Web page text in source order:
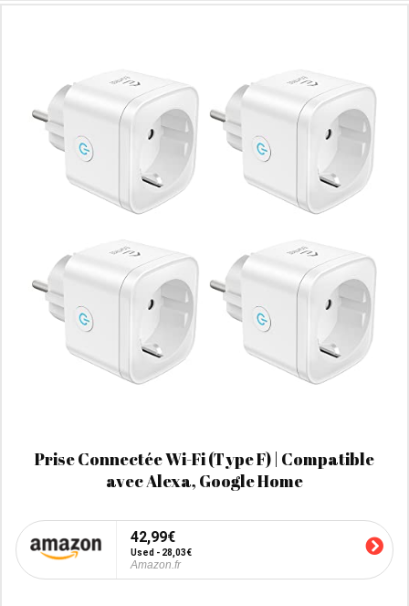
Prise Connectée Wi-Fi (Type F) | Compatible
avec Alexa, Google Home
42,99€
Used - 28,03€
Amazon.fr